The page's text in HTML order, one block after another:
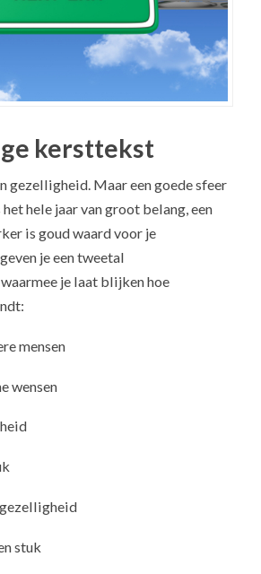
kersttekst
gezelligheid. Maar een goede sfeer
hele jaar van groot belang, een
is goud waard voor je
je een tweetal
je laat blijken hoe
mensen
wensen
stuk